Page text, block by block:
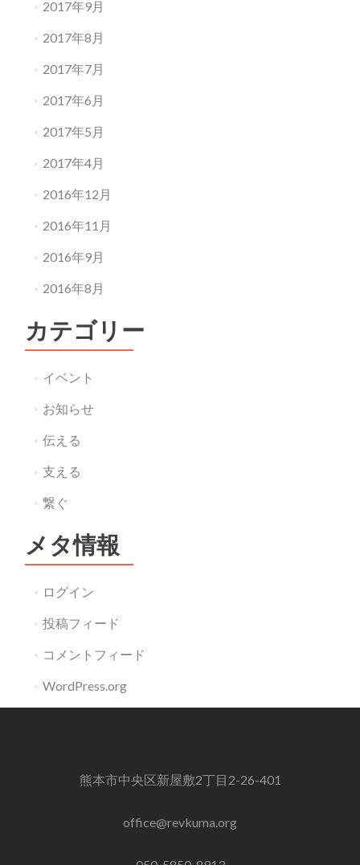
2017年9月
2017年8月
2017年7月
2017年6月
2017年5月
2017年4月
2016年12月
2016年11月
2016年9月
2016年8月
カテゴリー
イベント
お知らせ
伝える
支える
繋ぐ
メタ情報
ログイン
投稿フィード
コメントフィード
WordPress.org
熊本市中央区新屋敷2丁目2-26-401
office@revkuma.org